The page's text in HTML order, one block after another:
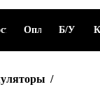
Оплата Б/У